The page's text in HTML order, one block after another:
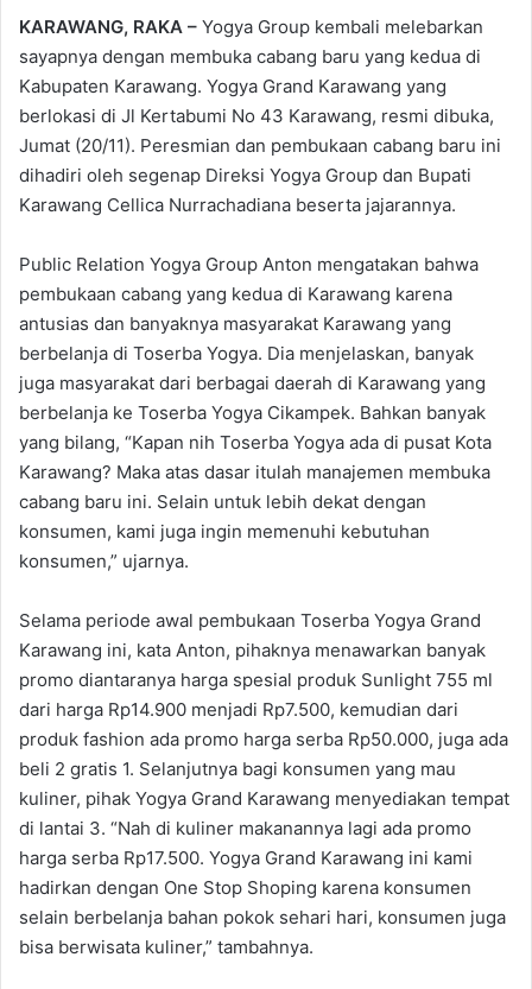
KARAWANG, RAKA – Yogya Group kembali melebarkan
sayapnya dengan membuka cabang baru yang kedua di
Kabupaten Karawang. Yogya Grand Karawang yang
berlokasi di Jl Kertabumi No 43 Karawang, resmi dibuka,
Jumat (20/11). Peresmian dan pembukaan cabang baru ini
dihadiri oleh segenap Direksi Yogya Group dan Bupati
Karawang Cellica Nurrachadiana beserta jajarannya.
Public Relation Yogya Group Anton mengatakan bahwa
pembukaan cabang yang kedua di Karawang karena
antusias dan banyaknya masyarakat Karawang yang
berbelanja di Toserba Yogya. Dia menjelaskan, banyak
juga masyarakat dari berbagai daerah di Karawang yang
berbelanja ke Toserba Yogya Cikampek. Bahkan banyak
yang bilang, “Kapan nih Toserba Yogya ada di pusat Kota
Karawang? Maka atas dasar itulah manajemen membuka
cabang baru ini. Selain untuk lebih dekat dengan
konsumen, kami juga ingin memenuhi kebutuhan
konsumen,” ujarnya.
Selama periode awal pembukaan Toserba Yogya Grand
Karawang ini, kata Anton, pihaknya menawarkan banyak
promo diantaranya harga spesial produk Sunlight 755 ml
dari harga Rp14.900 menjadi Rp7.500, kemudian dari
produk fashion ada promo harga serba Rp50.000, juga ada
beli 2 gratis 1. Selanjutnya bagi konsumen yang mau
kuliner, pihak Yogya Grand Karawang menyediakan tempat
di lantai 3. “Nah di kuliner makanannya lagi ada promo
harga serba Rp17.500. Yogya Grand Karawang ini kami
hadirkan dengan One Stop Shoping karena konsumen
selain berbelanja bahan pokok sehari hari, konsumen juga
bisa berwisata kuliner,” tambahnya.